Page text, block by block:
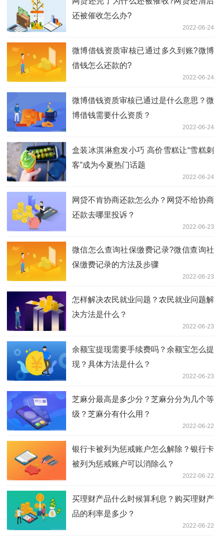
还被催收怎么办?
2022-06-24
微博借钱资质审核已通过多久到账?微博
借钱怎么还款的?
2022-06-24
微博借钱资质审核已通过是什么意思？微
博借钱需要什么资质？
2022-06-24
盒装冰淇淋愈发小巧 高价雪糕让“雪糕刺
客”成为今夏热门话题
2022-06-24
网贷不肯协商还款怎么办？网贷不给协商
还款去哪里投诉？
2022-06-23
微信怎么查询社保缴费记录?微信查询社
保缴费记录的方法及步骤
2022-06-23
怎样解决农民就业问题？农民就业问题解
决方法是什么？
2022-06-23
余额宝提现需要手续费吗？余额宝怎么提
现？具体方法是什么？
2022-06-23
芝麻分最高是多少分？芝麻分分为几个等
级？芝麻分有什么用？
2022-06-22
银行卡被列为惩戒账户怎么解除？银行卡
被列为惩戒账户可以消除么？
2022-06-22
买理财产品什么时候算利息？购买理财产
品的利率是多少？
2022-06-22